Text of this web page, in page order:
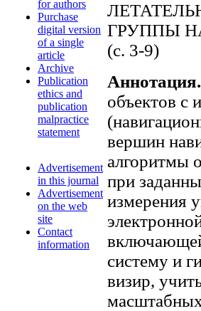
for authors
Purchase
digital version
of a single
article
Archive
Publication
ethics and
publication
malpractice
statement
Advertisement
in this journal
Advertisement
on the web
site
Contact
information
ГРУППЫ
(с. 3-9)
Аннотация.
объектов с
вершин
алгоритмы
при
измерения
систему и
визир,